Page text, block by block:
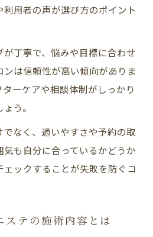
用者の声が選び方のポイント
丁寧で、悩みや目標に合わせ
は信頼性が高い傾向がありま
ーケアや相談体制がしっかり
う。
なく、通いやすさや予約の取
気も自分に合っているかどうか
ックすることが失敗を防ぐコ
ステの施術内容とは